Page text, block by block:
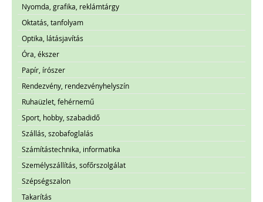
Nyomda, grafika, reklámtárgy
Oktatás, tanfolyam
Optika, látásjavítás
Óra, ékszer
Papír, írószer
Rendezvény, rendezvényhelyszín
Ruhaüzlet, fehérnemű
Sport, hobby, szabadidő
Szállás, szobafoglalás
Számítástechnika, informatika
Személyszállítás, sofőrszolgálat
Szépségszalon
Takarítás